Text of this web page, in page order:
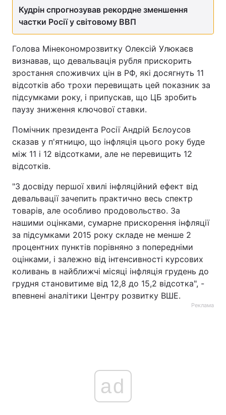
Кудрін спрогнозував рекордне зменшення
частки Росії у світовому ВВП
Голова Мінекономрозвитку Олексій Улюкаєв
визнавав, що девальвація рубля прискорить
зростання споживчих цін в РФ, які досягнуть 11
відсотків або трохи перевищать цей показник за
підсумками року, і припускав, що ЦБ зробить
паузу зниження ключової ставки.
Помічник президента Росії Андрій Бєлоусов
сказав у п'ятницю, що інфляція цього року буде
між 11 і 12 відсотками, але не перевищить 12
відсотків.
"З досвіду першої хвилі інфляційний ефект від
девальвації зачепить практично весь спектр
товарів, але особливо продовольство. За
нашими оцінками, сумарне прискорення інфляції
за підсумками 2015 року складе не менше 2
процентних пунктів порівняно з попередніми
оцінками, і залежно від інтенсивності курсових
коливань в найближчі місяці інфляція грудень до
грудня становитиме від 12,8 до 15,2 відсотка", -
впевнені аналітики Центру розвитку ВШЕ.
Реклама
ad